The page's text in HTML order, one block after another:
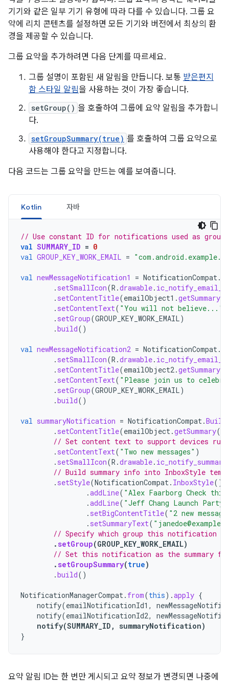
기기와 같은 일부 기기 유형에 따라 다를 수 있습니다. 그룹 요
약에 리치 콘텐츠를 설정하면 모든 기기와 버전에서 최상의 환
경을 제공할 수 있습니다.
그룹 요약을 추가하려면 다음 단계를 따르세요.
그룹 설명이 포함된 새 알림을 만듭니다. 보통 받은편지
함 스타일 알림을 사용하는 것이 가장 좋습니다.
setGroup() 을 호출하여 그룹에 요약 알림을 추가합니
다.
setGroupSummary(true) 를 호출하여 그룹 요약으로
사용해야 한다고 지정합니다.
다음 코드는 그룹 요약을 만드는 예를 보여줍니다.
Kotlin 자바
// Use constant ID for notifications used as group
val SUMMARY_ID = 0
val GROUP_KEY_WORK_EMAIL =
val newMessageNotification1 = NotificationCompat .
. setSmallIcon(R .drawable.
. setContentTitle(emailObject1 .getSummary
. setContentText( "You will not believe..."
. setGroup(GROUP_KEY_WORK_EMAIL)
.build()
val newMessageNotification2 = NotificationCompat .
. setSmallIcon(R .drawable.
. setContentTitle(emailObject2 .getSummary
. setContentText( "Please join us to
. setGroup(GROUP_KEY_WORK_EMAIL)
.build()
val summaryNotification = NotificationCompat .
. setContentTitle(emailObject .getSummary
// Set content text to support devices
. setContentText( "Two new messages" )
. setSmallIcon(R .drawable.
// Build summary info into InboxStyle
. setStyle(NotificationCompat . InboxStyle()
.addLine( "Alex Faarborg Check
.addLine( "Jeff Chang Launch Party"
. setBigContentTitle( "2 new
. setSummaryText(
// Specify which group this notification
.setGroup(GROUP_KEY_WORK_EMAIL)
// Set this notification as the summary
.setGroupSummary(true)
.build()
NotificationManagerCompat . from(this).apply {
notify(emailNotificationId1 ,
notify(emailNotificationId2,
notify(SUMMARY_ID , summaryNotification)
}
요약 알림 ID는 한 번만 게시되고 요약 정보가 변경되면 나중에